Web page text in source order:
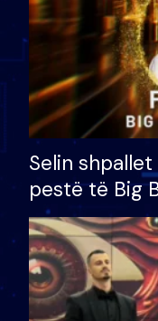
Selin
pestë të Big
çmimin e